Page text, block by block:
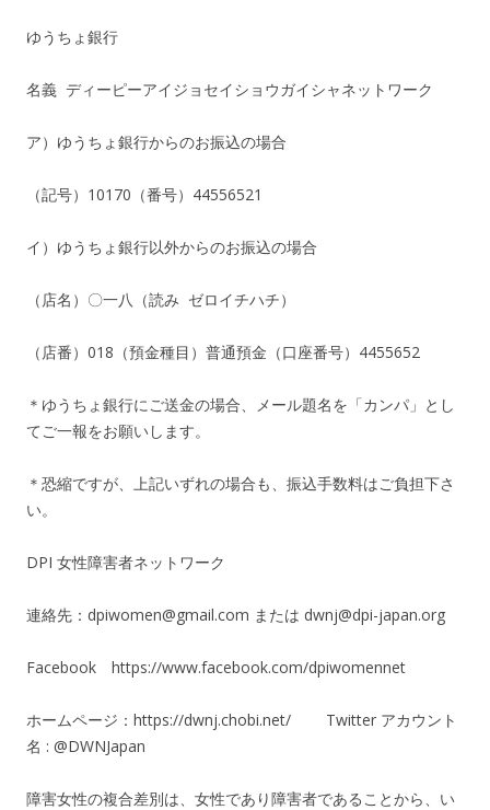
ゆうちょ銀行
名義 ディーピーアイジョセイショウガイシャネットワーク
ア）ゆうちょ銀行からのお振込の場合
（記号）10170（番号）44556521
イ）ゆうちょ銀行以外からのお振込の場合
（店名）〇一八（読み ゼロイチハチ）
（店番）018（預金種目）普通預金（口座番号）4455652
＊ゆうちょ銀行にご送金の場合、メール題名を「カンパ」とし
てご一報をお願いします。
＊恐縮ですが、上記いずれの場合も、振込手数料はご負担下さ
い。
DPI 女性障害者ネットワーク
連絡先：dpiwomen@gmail.com または dwnj@dpi-japan.org
Facebook https://www.facebook.com/dpiwomennet
ホームページ：https://dwnj.chobi.net/ Twitter アカウント
名 : @DWNJapan
障害女性の複合差別は、女性であり障害者であることから、い